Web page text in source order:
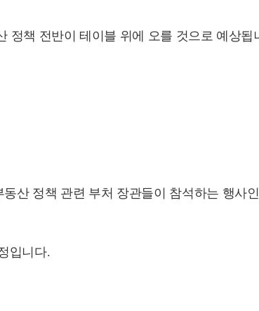
정책 전반이 테이블 위에 오를 것으로 예상됩
산 정책 관련 부처 장관들이 참석하는 행사
입니다.